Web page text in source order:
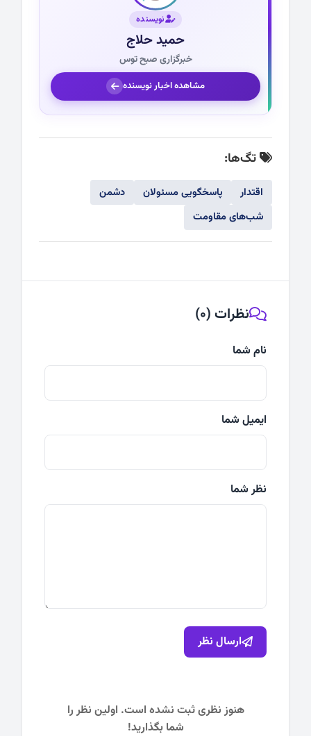
نویسنده
حمید حلاج
خبرگزاری صبح توس
مشاهده اخبار نویسنده
تگ‌ها:
اقتدار پاسخگویی مسئولان
دشمن
شب‌های مقاومت
نظرات (0)
نام شما
ایمیل شما
نظر شما
ارسال نظر
هنوز نظری ثبت نشده است. اولین نظر را
شما بگذارید!